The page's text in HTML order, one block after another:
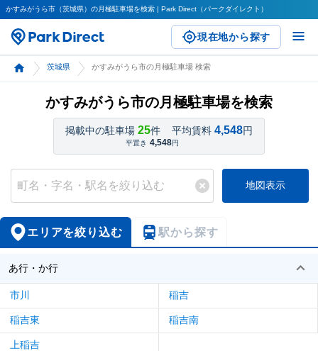
かすみがうら市（茨城県）の月極駐車場を検索 | Park Direct（パークダイレクト）
現在地から探す
茨城県 かすみがうら市の月極駐車場 検索
かすみがうら市の月極駐車場を検索
掲載中の駐車場 25件 平均賃料 4,548円
平置き 4,548円
地図表示
エリアを絞り込む 駅から探す
あ行・か行
市川 稲吉
稲吉東 稲吉南
上稲吉